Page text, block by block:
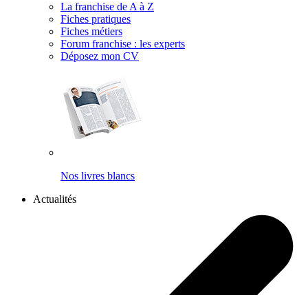
La franchise de A à Z
Fiches pratiques
Fiches métiers
Forum franchise : les experts
Déposez mon CV
Nos livres blancs
Actualités